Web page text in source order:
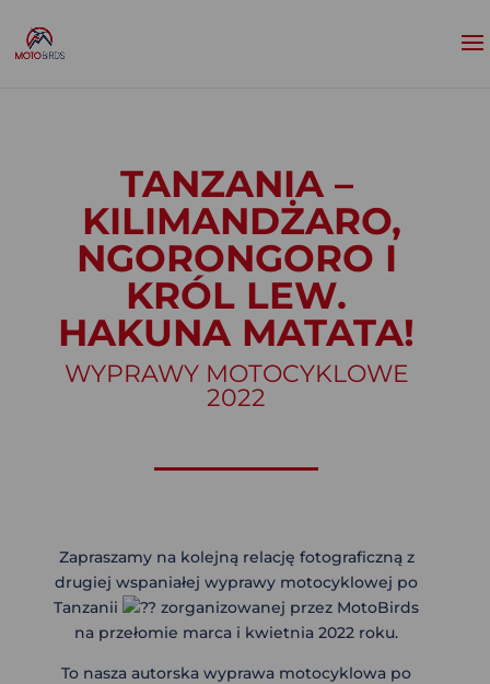
TANZANIA –
KILIMANDŻARO,
NGORONGORO I
KRÓL LEW.
HAKUNA MATATA!
WYPRAWY MOTOCYKLOWE
2022
Zapraszamy na kolejną relację fotograficzną z
drugiej wspaniałej wyprawy motocyklowej po
Tanzanii
zorganizowanej przez MotoBirds
na przełomie marca i kwietnia 2022 roku.
To nasza autorska wyprawa motocyklowa po